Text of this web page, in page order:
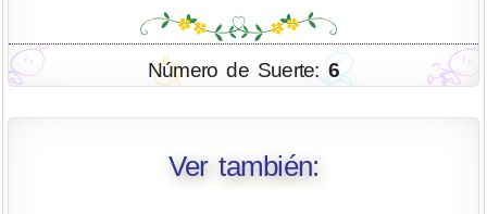
Número de Suerte:6
Ver también: